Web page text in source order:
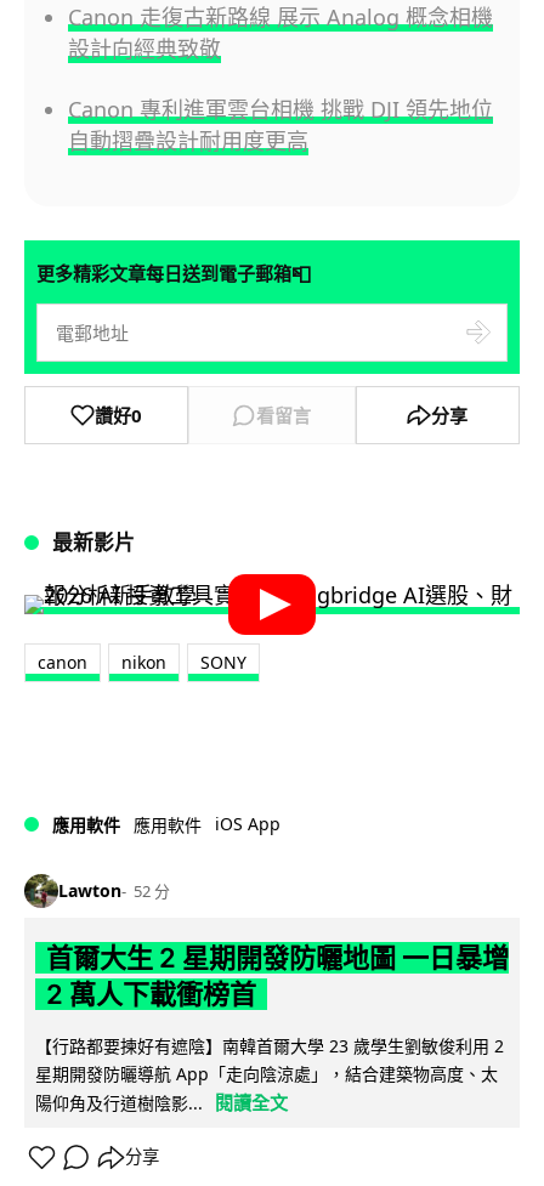
Canon 走復古新路線 展示 Analog 概念相機
設計向經典致敬
Canon 專利進軍雲台相機 挑戰 DJI 領先地位
自動摺疊設計耐用度更高
更多精彩文章每日送到電子郵箱📮
讚好0 看留言 分享
最新影片
canon nikon SONY
應用軟件 應用軟件 iOS App
Lawton 52 分
首爾大生 2 星期開發防曬地圖 一日暴增
2 萬人下載衝榜首
【行路都要揀好有遮陰】南韓首爾大學 23 歲學生劉敏俊利用 2
星期開發防曬導航 App「走向陰涼處」，結合建築物高度、太
陽仰角及行道樹陰影...
閱讀全文
分享